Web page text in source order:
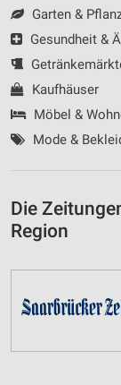
Garten &
Gesundheit &
Kaufhäuser
Möbel &
Mode &
Die
Region